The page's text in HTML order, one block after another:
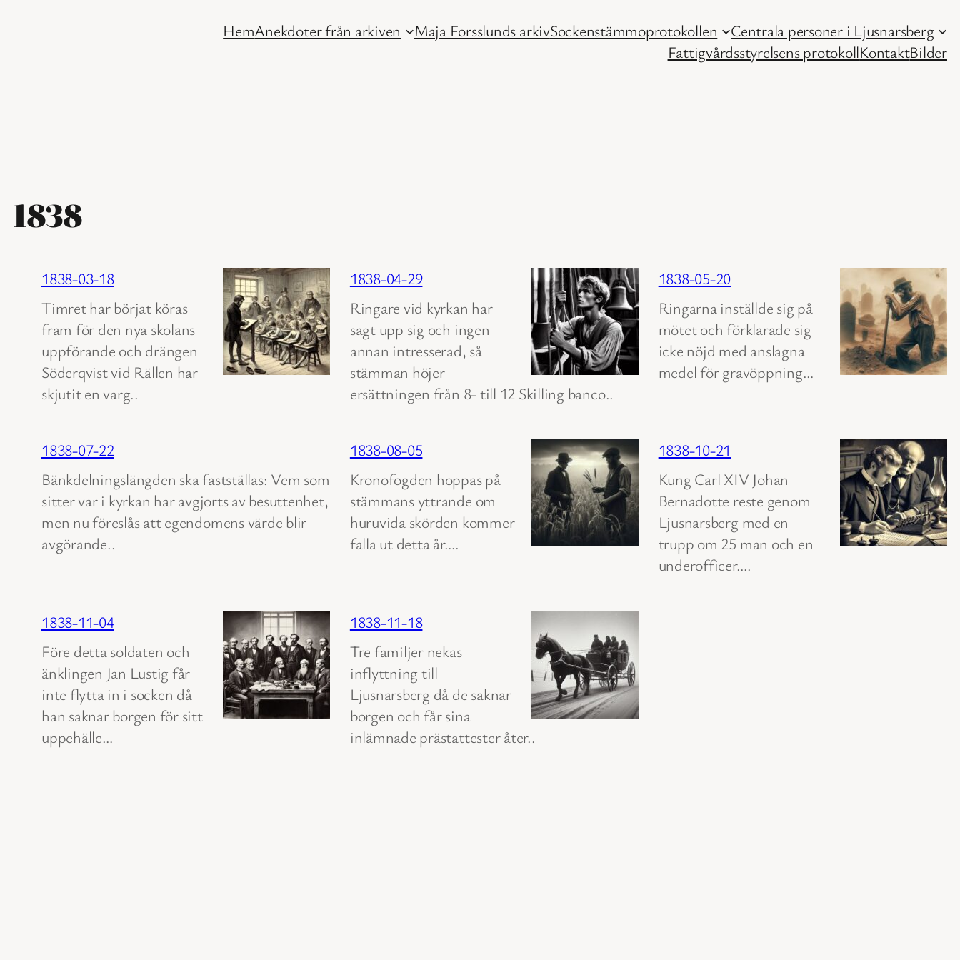
HemAnekdoter från arkiven Maja Forsslunds arkivSockenstämmoprotokollen
Centrala personer i Ljusnarsberg
Fattigvårdsstyrelsens protokollKontaktBilder
1838
1838-03-18
Timret har börjat köras
fram för den nya skolans
uppförande och drängen
Söderqvist vid Rällen har
skjutit en varg..
1838-04-29
Ringare vid kyrkan har
sagt upp sig och ingen
annan intresserad, så
stämman höjer
ersättningen från 8- till 12 Skilling banco..
1838-05-20
Ringarna inställde sig på
mötet och förklarade sig
icke nöjd med anslagna
medel för gravöppning…
1838-07-22
Bänkdelningslängden ska fastställas: Vem som
sitter var i kyrkan har avgjorts av besuttenhet,
men nu föreslås att egendomens värde blir
avgörande..
1838-08-05
Kronofogden hoppas på
stämmans yttrande om
huruvida skörden kommer
falla ut detta år….
1838-10-21
Kung Carl XIV Johan
Bernadotte reste genom
Ljusnarsberg med en
trupp om 25 man och en
underofficer….
1838-11-04
Före detta soldaten och
änklingen Jan Lustig får
inte flytta in i socken då
han saknar borgen för sitt
uppehälle…
1838-11-18
Tre familjer nekas
inflyttning till
Ljusnarsberg då de saknar
borgen och får sina
inlämnade prästattester åter..